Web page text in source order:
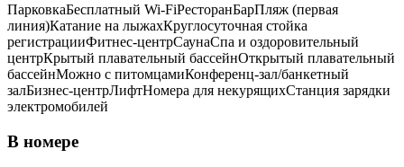
ПарковкаБесплатный Wi-FiРесторанБарПляж (первая
линия)Катание на лыжахКруглосуточная стойка
регистрацииФитнес-центрСаунаСпа и оздоровительный
центрКрытый плавательный бассейнОткрытый плавательный
бассейнМожно с питомцамиКонференц-зал/банкетный
залБизнес-центрЛифтНомера для некурящихCтанция зарядки
электромобилей
В номере